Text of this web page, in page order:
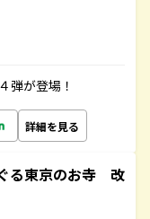
弾が登場！
詳細を見る
る東京のお寺 改